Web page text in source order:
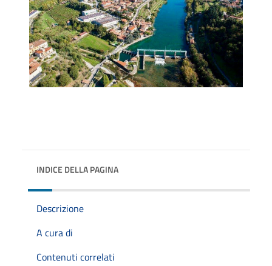
INDICE DELLA PAGINA
Descrizione
A cura di
Contenuti correlati